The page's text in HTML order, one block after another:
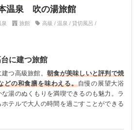
温泉 吹の湯旅館
泉 旅館 高級 / 温泉 / 貸切風呂 /
に建つ旅館
つ高級旅館。 朝食が美味しいと評判で焼
どの和食膳を味わえる。自慢の展望大浴
湯のぬくもりを満喫できるのも魅力。ラ
テルで大人の時間を過ごすことができる